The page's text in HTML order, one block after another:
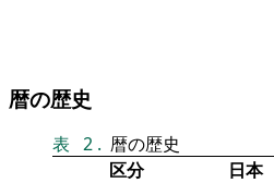
暦の歴史
表 2 . 暦の歴史
区分
日本